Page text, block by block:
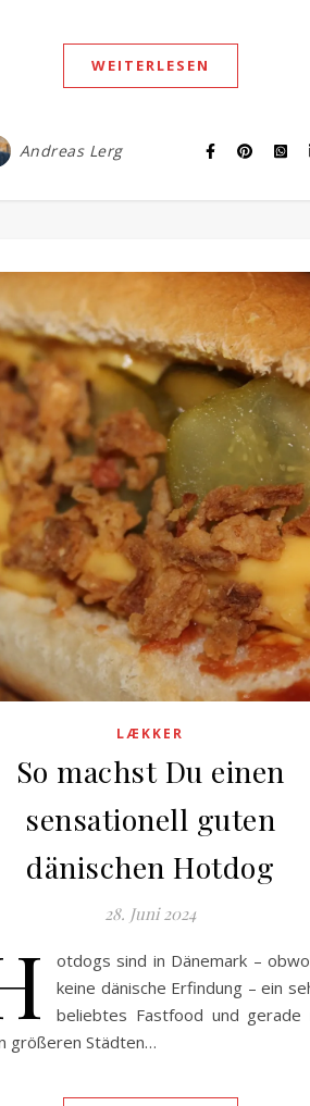
WEITERLESEN
Andreas Lerg
LÆKKER
So machst Du einen
sensationell guten
dänischen Hotdog
28. Juni 2024
otdogs sind in Dänemark –
keine dänische Erfindung – ein
beliebtes Fastfood und gerade
größeren Städten…